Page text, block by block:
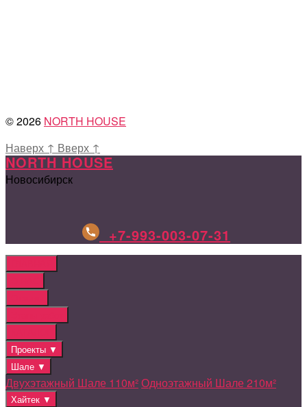
© 2026 NORTH HOUSE
Наверх ↑ Вверх ↑
NORTH HOUSE
Новосибирск
+7-993-003-07-31
Проекты ▼
Шале ▼
Двухэтажный Шале 110м²Одноэтажный Шале 210м²
Хайтек ▼